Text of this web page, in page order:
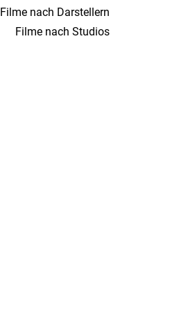
Filme nach Darstellern
Filme nach Studios